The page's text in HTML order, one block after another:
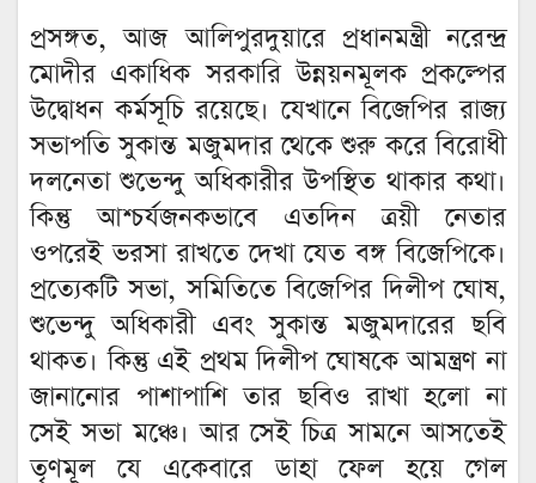
প্রসঙ্গত, আজ আলিপুরদুয়ারে প্রধানমন্ত্রী নরেন্দ্র
মোদীর একাধিক সরকারি উন্নয়নমূলক প্রকল্পের
উদ্বোধন কর্মসূচি রয়েছে। যেখানে বিজেপির রাজ্য
সভাপতি সুকান্ত মজুমদার থেকে শুরু করে বিরোধী
দলনেতা শুভেন্দু অধিকারীর উপস্থিত থাকার কথা।
কিন্তু আশ্চর্যজনকভাবে এতদিন ত্রয়ী নেতার
ওপরেই ভরসা রাখতে দেখা যেত বঙ্গ বিজেপিকে।
প্রত্যেকটি সভা, সমিতিতে বিজেপির দিলীপ ঘোষ,
শুভেন্দু অধিকারী এবং সুকান্ত মজুমদারের ছবি
থাকত। কিন্তু এই প্রথম দিলীপ ঘোষকে আমন্ত্রণ না
জানানোর পাশাপাশি তার ছবিও রাখা হলো না
সেই সভা মঞ্চে। আর সেই চিত্র সামনে আসতেই
তৃণমূল যে একেবারে ডাহা ফেল হয়ে গেল